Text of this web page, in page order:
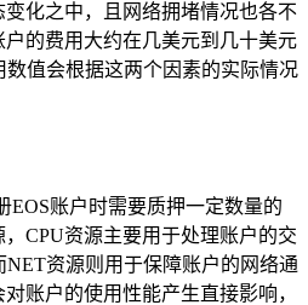
化之中，且网络拥堵情况也各不
的费用大约在几美元到几十美元
值会根据这两个因素的实际情况
EOS账户时需要质押一定数量的
CPU资源主要用于处理账户的交
资源则用于保障账户的网络通
账户的使用性能产生直接影响，